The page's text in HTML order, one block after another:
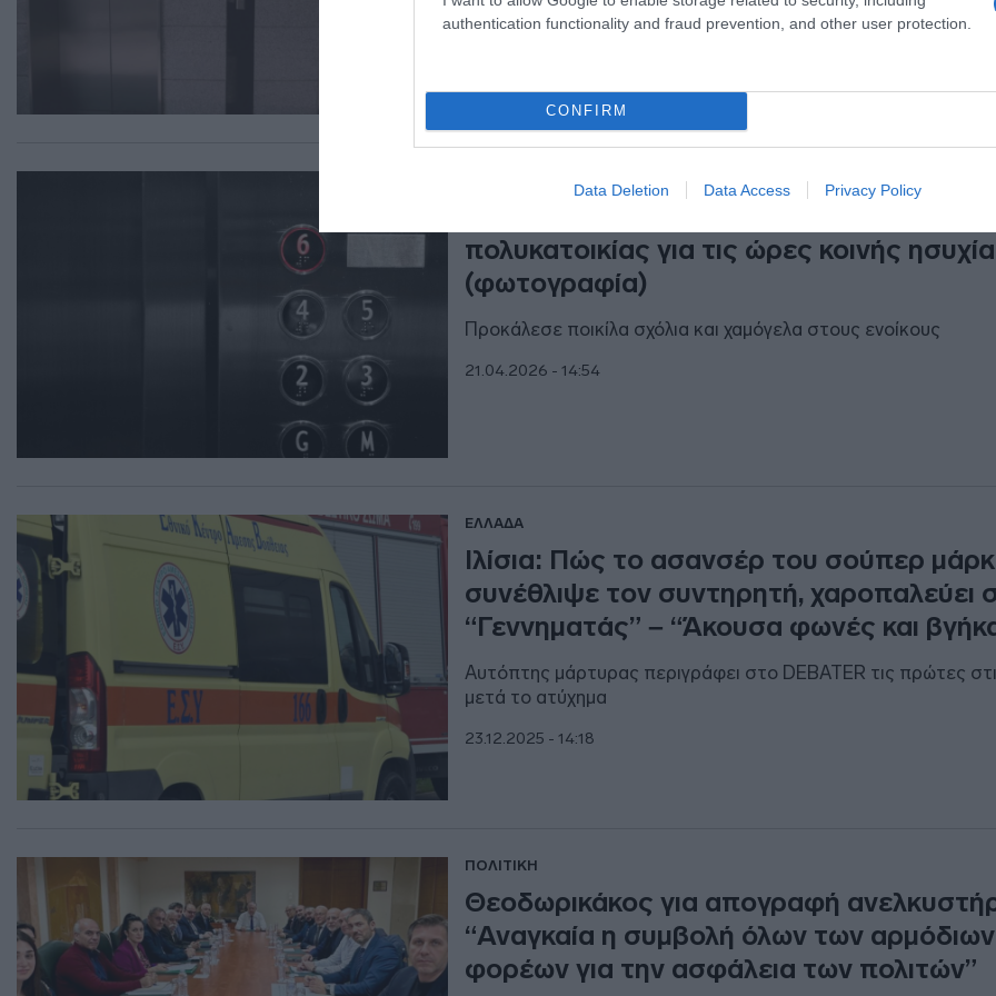
authentication functionality and fraud prevention, and other user protection.
CONFIRM
Data Deletion Data Access Privacy Policy
ακρωτηριασμό της
πολυκατοικίας για τις ώρες κοινής
(φωτογραφία)
Προκάλεσε ποικίλα σχόλια και χαμόγελα στους ενοίκους
21.04.2026 - 14:54
ΕΛΛΑΔΑ
Ιλίσια: Πώς το ασανσέρ του σούπερ
συνέθλιψε τον συντηρητή, χαροπαλεύει
“Γεννηματάς” – “Άκουσα φωνές και
Αυτόπτης μάρτυρας περιγράφει στο DEBATER τις πρώτες
μετά το ατύχημα
23.12.2025 - 14:18
ΠΟΛΙΤΙΚΗ
Θεοδωρικάκος για απογραφή
“Αναγκαία η συμβολή όλων των αρμόδιων
φορέων για την ασφάλεια των πολιτών”